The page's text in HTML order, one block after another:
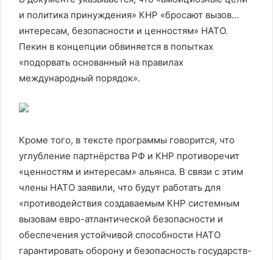
и политика принуждения» КНР «бросают вызов…
интересам, безопасности и ценностям» НАТО.
Пекин в концепции обвиняется в попытках
«подорвать основанный на правилах
международный порядок».
Кроме того, в тексте программы говорится, что
углубление партнёрства РФ и КНР противоречит
«ценностям и интересам» альянса. В связи с этим
члены НАТО заявили, что будут работать для
«противодействия создаваемым КНР системным
вызовам евро-атлантической безопасности и
обеспечения устойчивой способности НАТО
гарантировать оборону и безопасность государств-